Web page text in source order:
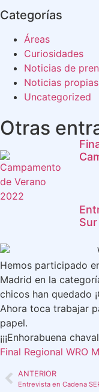
Categorías
Áreas
Curiosidades
Noticias de
Noticias propias
Uncategorized
Otras
Sur
Hemos participado
Madrid en la
chicos han quedado
Ahora toca trabajar
papel.
¡¡¡Enhorabuena
Final Regional WRO
ANTERIOR